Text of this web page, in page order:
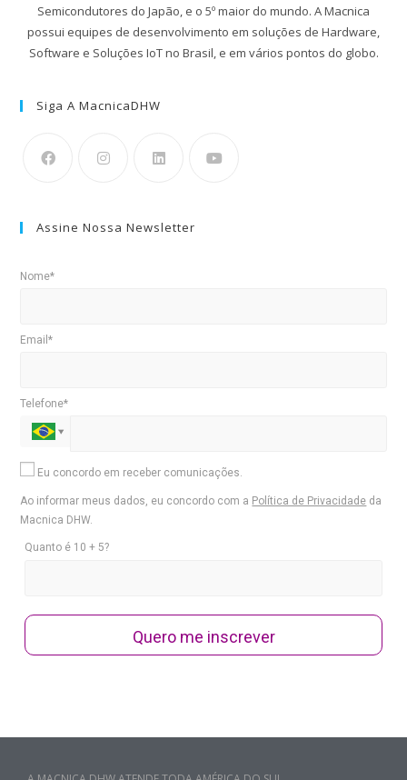
Semicondutores do Japão, e o 5º maior do mundo. A Macnica
possui equipes de desenvolvimento em soluções de Hardware,
Software e Soluções IoT no Brasil, e em vários pontos do globo.
Siga A MacnicaDHW
Assine Nossa Newsletter
Nome*
Email*
Telefone*
Eu concordo em receber comunicações.
Ao informar meus dados, eu concordo com a Política de Privacidade da
Macnica DHW.
Quanto é 10 + 5?
Quero me inscrever